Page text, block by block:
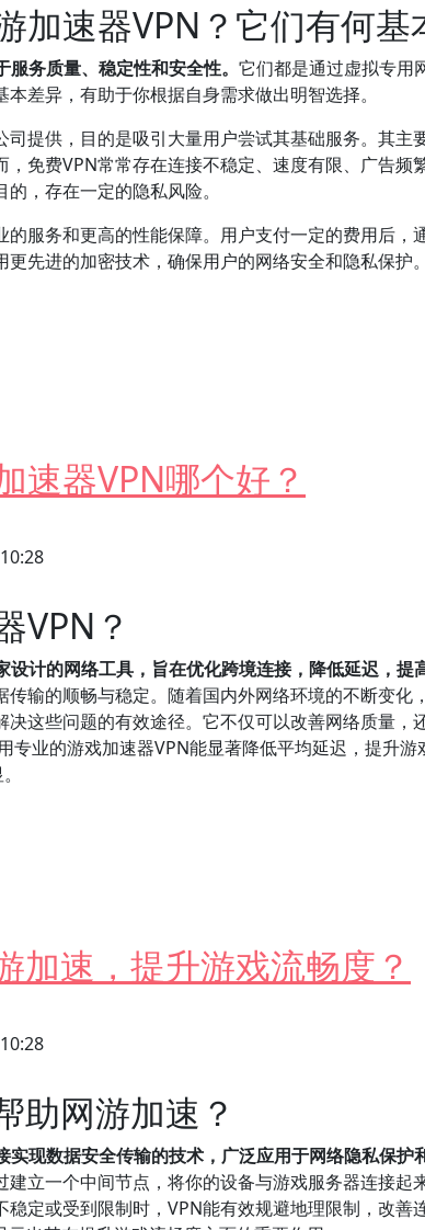
加速器VPN？它们有何基
务质量、稳定性和安全性。 它们都是通过虚拟专用
差异，有助于你根据自身需求做出明智选择。
提供，目的是吸引大量用户尝试其基础服务。其
免费VPN常常存在连接不稳定、速度有限、广告
，存在一定的隐私风险。
服务和更高的性能保障。用户支付一定的费用后
先进的加密技术，确保用户的网络安全和隐私保
速器VPN哪个好？
VPN？
计的网络工具，旨在优化跨境连接，降低延迟，提
输的顺畅与稳定。随着国内外网络环境的不断变
这些问题的有效途径。它不仅可以改善网络质量
专业的游戏加速器VPN能显著降低平均延迟，提升
加速，提升游戏流畅度？
助网游加速？
现数据安全传输的技术，广泛应用于网络隐私保护
立一个中间节点，将你的设备与游戏服务器连接
定或受到限制时，VPN能有效规避地理限制，改